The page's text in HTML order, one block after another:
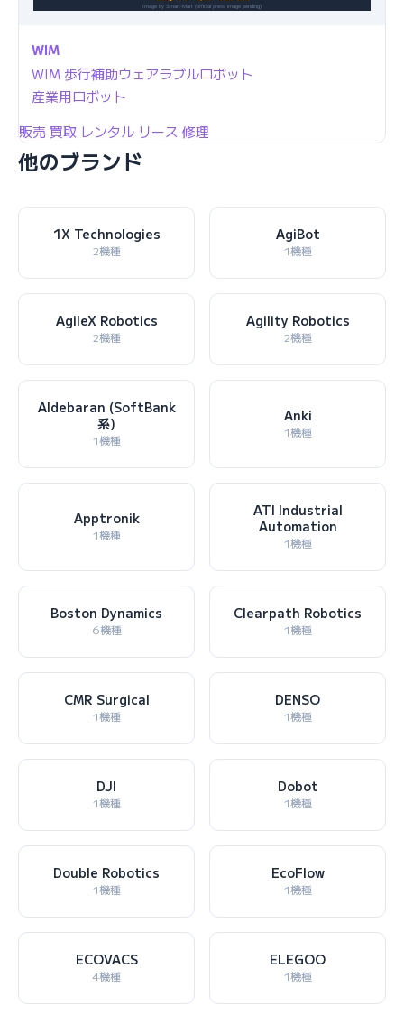
WIM
WIM 歩行補助ウェアラブルロボット
産業用ロボット
販売 買取 レンタル リース 修理
他のブランド
1X Technologies
2機種
AgiBot
1機種
AgileX Robotics
2機種
Agility Robotics
2機種
Aldebaran (SoftBank
系)
1機種
Anki
1機種
Apptronik
1機種
ATI Industrial
Automation
1機種
Boston Dynamics
6機種
Clearpath Robotics
1機種
CMR Surgical
1機種
DENSO
1機種
DJI
1機種
Dobot
1機種
Double Robotics
1機種
EcoFlow
1機種
ECOVACS
4機種
ELEGOO
1機種